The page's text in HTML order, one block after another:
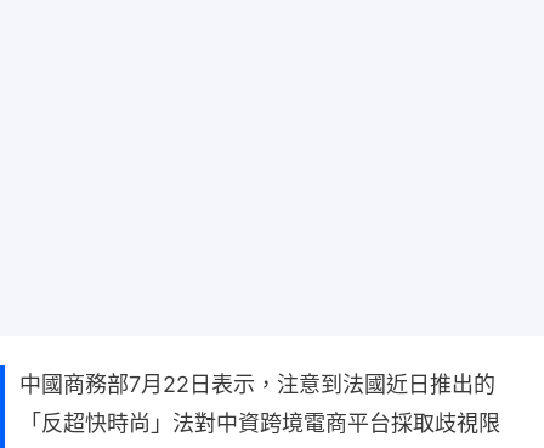
中國商務部7月22日表示，注意到法國近日推出的
「反超快時尚」法對中資跨境電商平台採取歧視限